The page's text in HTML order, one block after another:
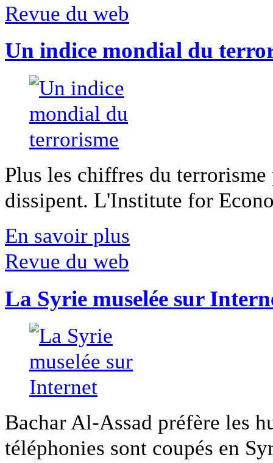
Revue du web
Un indice mondial du
Plus les chiffres du
dissipent. L'Institute for
En savoir plus
Revue du web
La Syrie muselée sur
Bachar Al-Assad préfère les
téléphonies sont coupés en